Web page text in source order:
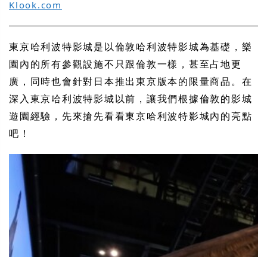
Klook.com
東京哈利波特影城是以倫敦哈利波特影城為基礎，樂
園內的所有參觀設施不只跟倫敦一樣，甚至占地更
廣，同時也會針對日本推出東京版本的限量商品。在
深入東京哈利波特影城以前，讓我們根據倫敦的影城
遊園經驗，先來搶先看看東京哈利波特影城內的亮點
吧！